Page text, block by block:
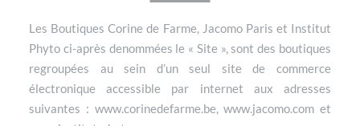
Les Boutiques Corine de Farme, Jacomo Paris et Institut
Phyto ci-après denommées le « Site », sont des boutiques
regroupées au sein d’un seul site de commerce
électronique accessible par internet aux adresses
suivantes : www.corinedefarme.be, www.jacomo.com et